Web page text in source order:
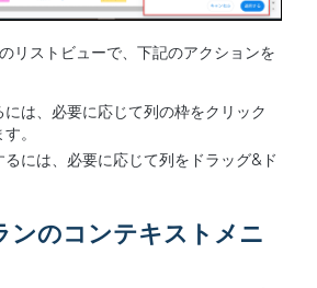
リストビューで、下記のアクションを
は、必要に応じて列の枠をクリック
。
には、必要に応じて列をドラッグ&ド
ンのコンテキストメニ